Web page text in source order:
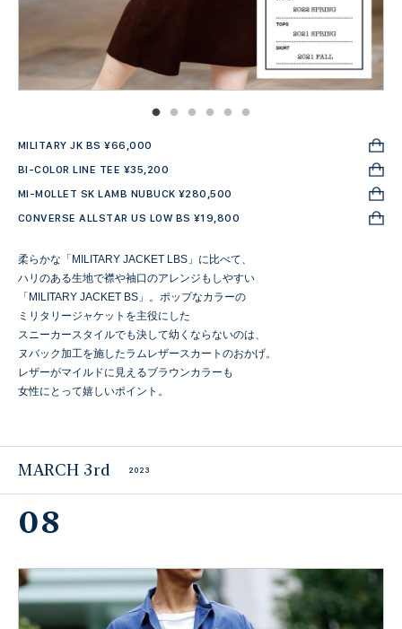
MILITARY JK BS ¥66,000
BI-COLOR LINE TEE ¥35,200
MI-MOLLET SK LAMB NUBUCK ¥280,500
CONVERSE ALLSTAR US LOW BS ¥19,800
柔らかな「MILITARY JACKET LBS」に比べて、
ハリのある生地で襟や袖口のアレンジもしやすい
「MILITARY JACKET BS」。ポップなカラーの
ミリタリージャケットを主役にした
スニーカースタイルでも決して幼くならないのは、
ヌバック加工を施したラムレザースカートのおかげ。
レザーがマイルドに見えるブラウンカラーも
女性にとって嬉しいポイント。
MARCH 3rd 2023
08